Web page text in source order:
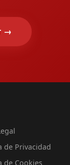
→
de Privacidad
de Cookies